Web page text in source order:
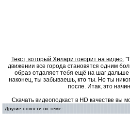
Текст, который Хилари говорит на видео:
движении все города становятся одним
образ отдаляет тебя ещё на шаг дальше
наконец, ты забываешь, кто ты. Но ты
после. Итак, это
Скачать видеоподкаст в HD качестве вы
Другие новости по теме: